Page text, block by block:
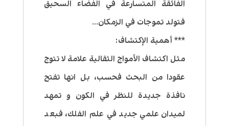
الفائقة المتسارعة في الفضاء السحيق
فتولد تموجات في الزمكان…
*** أهمية الإكتشاف:
مثل اكتشاف الأمواج الثقالية علامة لا تتوج
عقودا من البحث فحسب، بل انها تفتح
نافذة جديدة للنظر في الكون و تمهد
لميدان علمي جديد في علم الفلك، فبعد